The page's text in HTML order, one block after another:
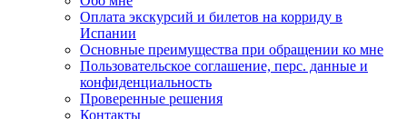
Оплата экскурсий и билетов на корриду в
Испании
Основные преимущества при обращении ко мне
Пользовательское соглашение, перс. данные и
конфиденциальность
Проверенные решения
Контакты